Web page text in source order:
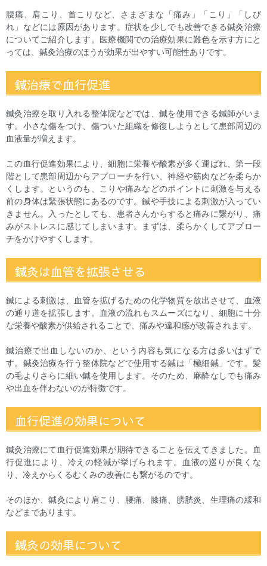
腰痛、肩こり、首こりなど、さまざまな「痛み」「こり」「しび
れ」などには原因があります。症状を少しでも改善できる鍼灸治療
についてご紹介します。医療機関での治療効果に難色を示す方にと
っては、鍼灸治療のほうが効果が出やすい可能性ありです。
鍼治療で血行促進
鍼灸治療を取り入れる整体院などでは、鍼を使用できる鍼師がいま
す。小さな傷をつけ、傷ついた組織を修復しようとして患部周辺の
血液量が増えます。
この血行促進効果により、細胞に栄養や酸素が多く運ばれ、第一段
階として患部周辺からアプローチを行い、神経や筋肉などを柔らか
くします。というのも、こりや痛みなどのポイントに刺激を与える
前の身体は緊張状態にあるのです。鍼や手技による刺激が入ってい
きません。入ったとしても、患者さんからすると痛みに繋がり、痛
みがストレスに感じてしまいます。まずは、柔らかくしてアプロー
チをかけやすくします。
鍼灸は血管を拡張させる
鍼による刺激は、血管を拡げるための化学物質を放出させて、血液
の通り道を拡張します。血液の流れもスムーズになり、細胞に十分
な栄養や酸素が供給されることで、痛みや違和感が改善されます。
鍼治療で出血しないのか、という内容も気になる方は多いはずで
す。鍼灸治療を行う整体院などで使用する鍼は「極細鍼」です。髪
の毛よりさらに細い鍼を使用します。そのため、麻酔なしでも痛み
や出血を伴わないのが特徴です。
血行促進の効果について
鍼灸治療にて血行促進効果が期待できることを伝えてきました。血
行促進により、冷えの軽減が挙げられます。血液の巡りが良くな
り、冷えからくるむくみの改善にも繋がるのです。
そのほか、鍼灸により肩こり、腰痛、膝痛、膀胱炎、生理痛の緩和
などまであります。
鍼灸の効果について